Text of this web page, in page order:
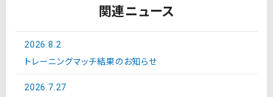
関連ニュース
2026.8.2
トレーニングマッチ結果のお知らせ
2026.7.27